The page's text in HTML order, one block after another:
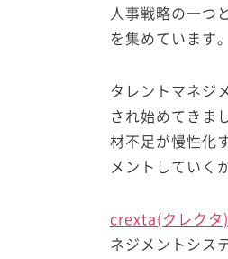
人事戦略の一つ
を集めています。
タレントマネジ
され始めてきま
材不足が慢性化
メントしていく
crexta(クレクタ)
ネジメントシス